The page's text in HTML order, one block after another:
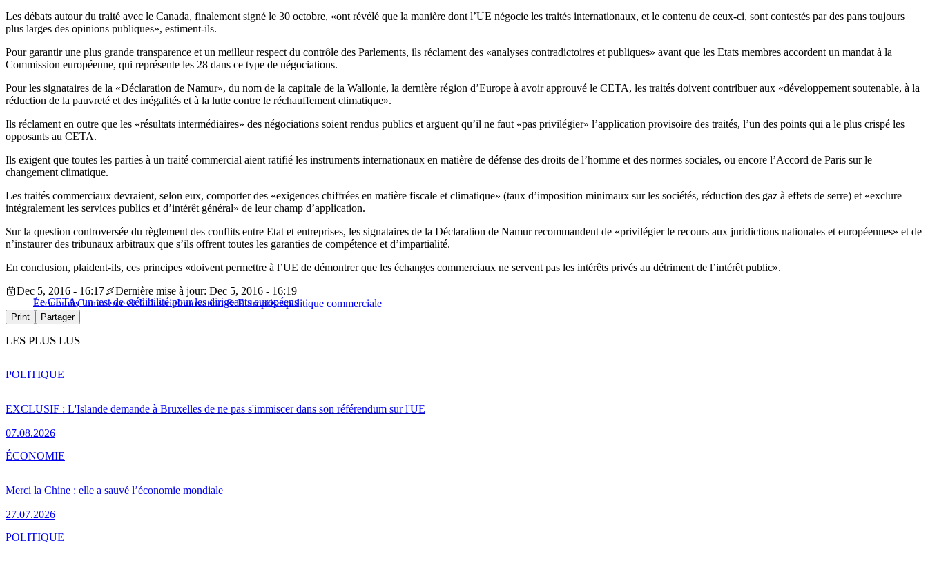
Les débats autour du traité avec le Canada, finalement signé le 30 octobre, «ont révélé que la manière dont l’UE négocie les traités internationaux, et le contenu de ceux-ci, sont contestés par des pans toujours
plus larges des opinions publiques», estiment-ils.
Pour garantir une plus grande transparence et un meilleur respect du contrôle des Parlements, ils réclament des «analyses contradictoires et publiques» avant que les Etats membres accordent un mandat à la
Commission européenne, qui représente les 28 dans ce type de négociations.
Pour les signataires de la «Déclaration de Namur», du nom de la capitale de la Wallonie, la dernière région d’Europe à avoir approuvé le CETA, les traités doivent contribuer aux «développement soutenable, à la
réduction de la pauvreté et des inégalités et à la lutte contre le réchauffement climatique».
Ils réclament en outre que les «résultats intermédiaires» des négociations soient rendus publics et arguent qu’il ne faut «pas privilégier» l’application provisoire des traités, l’un des points qui a le plus crispé les
opposants au CETA.
Ils exigent que toutes les parties à un traité commercial aient ratifié les instruments internationaux en matière de défense des droits de l’homme et des normes sociales, ou encore l’Accord de Paris sur le
changement climatique.
Les traités commerciaux devraient, selon eux, comporter des «exigences chiffrées en matière fiscale et climatique» (taux d’imposition minimaux sur les sociétés, réduction des gaz à effets de serre) et «exclure
intégralement les services publics et d’intérêt général» de leur champ d’application.
Sur la question controversée du règlement des conflits entre Etat et entreprises, les signataires de la Déclaration de Namur recommandent de «privilégier le recours aux juridictions nationales et européennes» et de
n’instaurer des tribunaux arbitraux que s’ils offrent toutes les garanties de compétence et d’impartialité.
En conclusion, plaident-ils, ces principes «doivent permettre à l’UE de démontrer que les échanges commerciaux ne servent pas les intérêts privés au détriment de l’intérêt public».
Le CETA, un test de crédibilité pour les dirigeants européens
Dec 5, 2016 - 16:17
Dernière mise à jour: Dec 5, 2016 - 16:19
ÉconomieCommerce & IndustrieInnovation & Entreprisespolitique commerciale
Print Partager
LES PLUS LUS
EXCLUSIF : L'Islande demande à Bruxelles de ne pas s'immiscer dans son référendum sur l'UE
07.08.2026
POLITIQUE
Merci la Chine : elle a sauvé l’économie mondiale
27.07.2026
ÉCONOMIE
POLITIQUE